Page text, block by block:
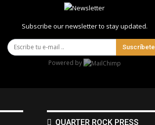
Subscribe our newsletter to stay updated.
Suscríbete
Powered by
QUARTER ROCK PRESS